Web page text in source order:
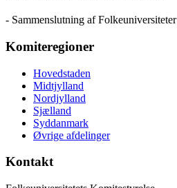
- Sammenslutning af Folkeuniversiteter
Komiteregioner
Hovedstaden
Midtjylland
Nordjylland
Sjælland
Syddanmark
Øvrige afdelinger
Kontakt